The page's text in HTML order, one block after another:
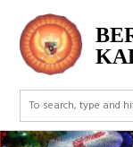
Tag